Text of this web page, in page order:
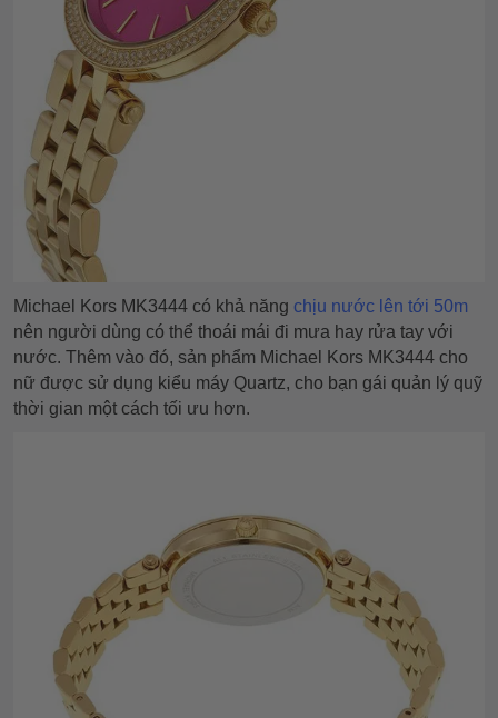
Michael Kors MK3444 có khả năng chịu nước lên tới 50m
nên người dùng có thể thoái mái đi mưa hay rửa tay với
nước. Thêm vào đó, sản phẩm Michael Kors MK3444 cho
nữ được sử dụng kiểu máy Quartz, cho bạn gái quản lý quỹ
thời gian một cách tối ưu hơn.